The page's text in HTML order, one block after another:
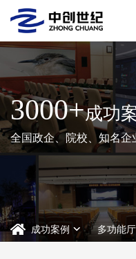
3000+成功
全国政企、院校、知名企
成功案例 多功能厅